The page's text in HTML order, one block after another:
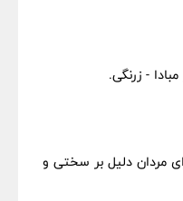
- زرنگی.
مردان دلیل بر سختی و